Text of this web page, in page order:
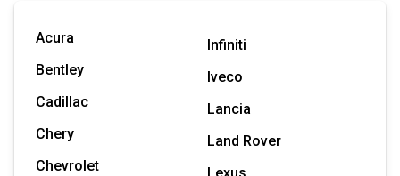
Acura
Bentley
Cadillac
Chery
Chevrolet
Infiniti
Iveco
Lancia
Land Rover